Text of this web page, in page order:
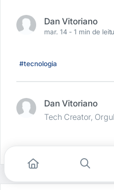
Dan Vitoriano
mar. 14 -1 min de
#tecnologia
Dan Vitoriano
Tech Creator,